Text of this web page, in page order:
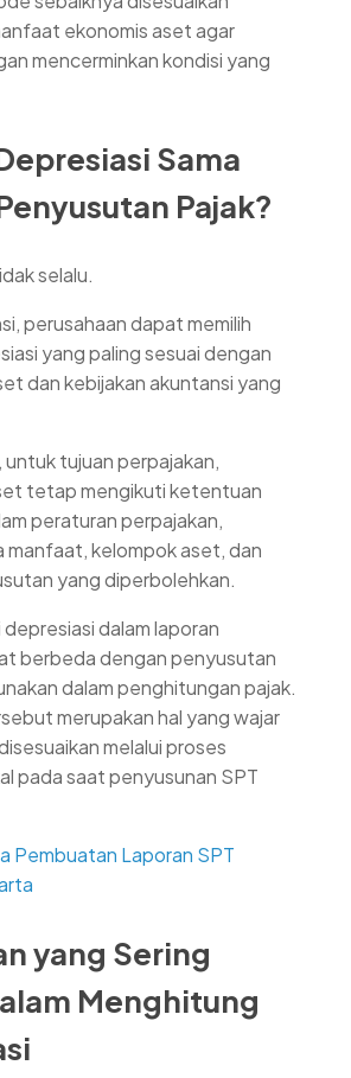
ekonomis aset agar
mencerminkan kondisi yang
Sama
Pajak?
selalu.
perusahaan dapat memilih
yang paling sesuai dengan
dan kebijakan akuntansi yang
tujuan perpajakan,
tetap mengikuti ketentuan
peraturan perpajakan,
manfaat, kelompok aset, dan
yang diperbolehkan.
dalam laporan
berbeda dengan penyusutan
dalam penghitungan pajak.
merupakan hal yang wajar
melalui proses
pada saat penyusunan SPT
Pembuatan Laporan SPT
yang Sering
Menghitung